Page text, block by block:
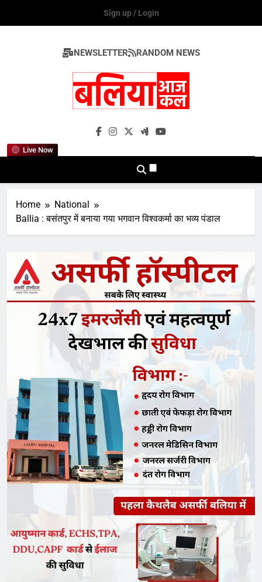
Sign up / Login
NEWSLETTER RANDOM NEWS
Live Now
Ballia Aaj Kal
Home
National
Ballia : बसंतपुर में बनाया गया भगवान विश्वकर्मा का भव्य पंडाल